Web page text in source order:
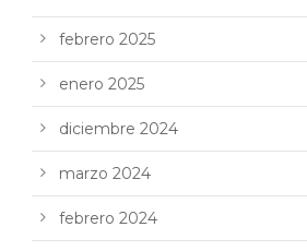
febrero 2025
enero 2025
diciembre 2024
marzo 2024
febrero 2024